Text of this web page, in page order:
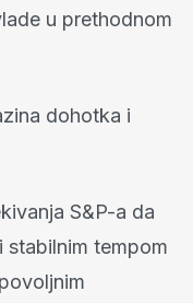
u prethodnom
dohotka i
S&P-a da
tempom